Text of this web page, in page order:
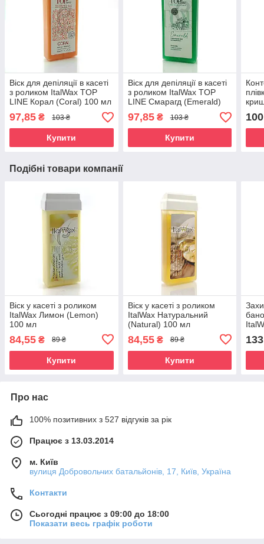
Віск для депіляції в касеті
з роликом ItalWax TOP
LINE Корал (Coral) 100 мл
97,85 ₴ 103 ₴
Купити
Віск для депіляції в касеті
з роликом ItalWax TOP
LINE Смарагд (Emerald)
100 мл
97,85₴ 103 ₴
Купити
100
Подібні товари компанії
Віск у касеті з роликом
ItalWax Лимон (Lemon)
100 мл
84,55 ₴ 89 ₴
Купити
Віск у касеті з роликом
ItalWax Натуральний
(Natural) 100 мл
84,55₴ 89 ₴
Купити
133
Про нас
100% позитивних з 527 відгуків за рік
Працює з 13.03.2014
м. Київ
вулиця Добровольчих батальйонів, 17, Київ, Україна
Контакти
Сьогодні працює з 09:00 до 18:00
Показати весь графік роботи